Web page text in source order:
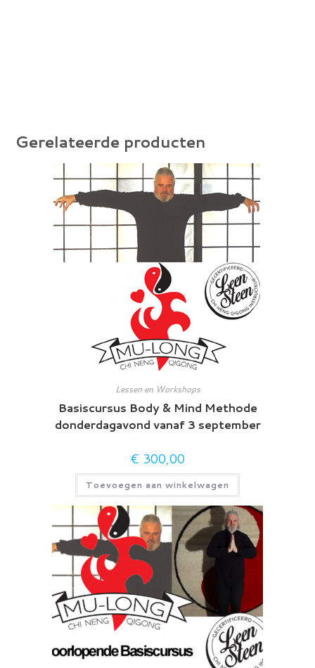
Gerelateerde producten
Lessen en Workshops
Basiscursus Body & Mind Methode
donderdagavond vanaf 3 september
€ 300,00
Toevoegen aan winkelwagen